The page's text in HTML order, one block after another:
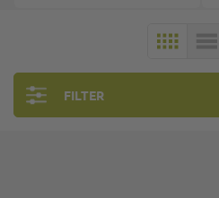
KACHELN
FILTER